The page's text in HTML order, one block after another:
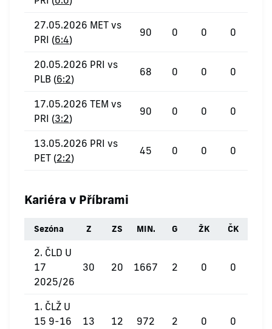
27.05.2026 MET vs
PRI (6:4)
90 0 0 0
20.05.2026 PRI vs
PLB (6:2)
68 0 0 0
17.05.2026 TEM vs
PRI (3:2)
90 0 0 0
13.05.2026 PRI vs
PET (2:2)
45 0 0 0
Kariéra v Příbrami
Sezóna Z ZS MIN. G ŽK ČK
2. ČLD U
17
2025/26
30 20 1667 2 0 0
1. ČLŽ U
15 9-16
13 12 972 2 0 0